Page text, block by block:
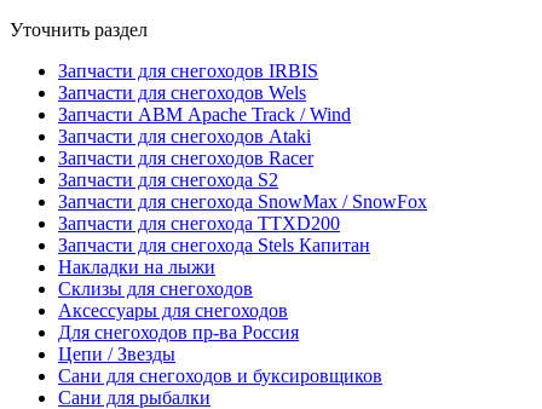
Уточнить раздел
Запчасти для снегоходов IRBIS
Запчасти для снегоходов Wels
Запчасти АВМ Apache Track / Wind
Запчасти для снегоходов Ataki
Запчасти для снегоходов Racer
Запчасти для снегохода S2
Запчасти для снегохода SnowMax / SnowFox
Запчасти для снегохода TTXD200
Запчасти для снегохода Stels Капитан
Накладки на лыжи
Склизы для снегоходов
Аксессуары для снегоходов
Для снегоходов пр-ва Россия
Цепи / Звезды
Сани для снегоходов и буксировщиков
Сани для рыбалки